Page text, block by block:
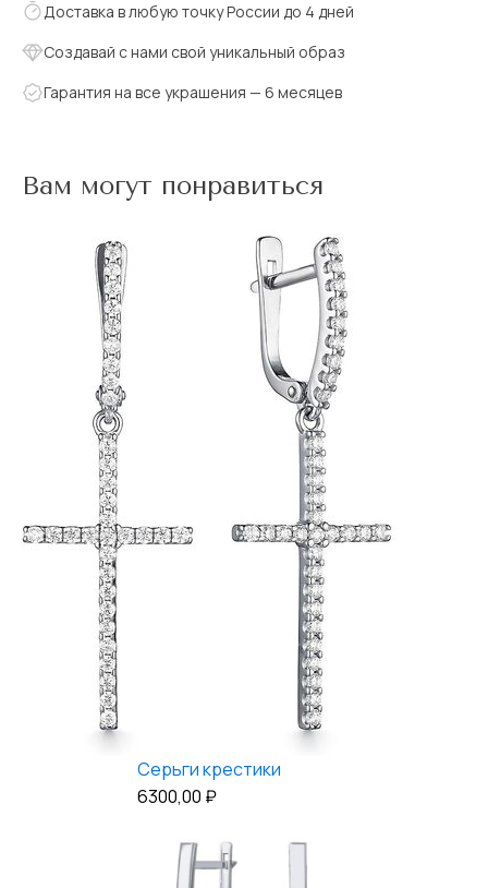
Доставка в любую точку России до 4 дней
Создавай с нами свой уникальный образ
Гарантия на все украшения — 6 месяцев
Вам могут понравиться
Серьги крестики
6300,00 ₽